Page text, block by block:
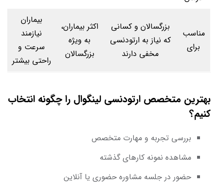
مناسب
برای
بزرگسالان و کسانی
که نیاز به ارتودنسی
مخفی دارند
اکثر بیماران،
به ویژه
بزرگسالان
بیماران
نیازمند
سرعت و
راحتی بیشتر
بهترین متخصص ارتودنسی لینگوال را چگونه انتخاب
کنیم؟
بررسی تجربه و مهارت متخصص
مشاهده نمونه کارهای گذشته
حضور در جلسه مشاوره حضوری یا آنلاین